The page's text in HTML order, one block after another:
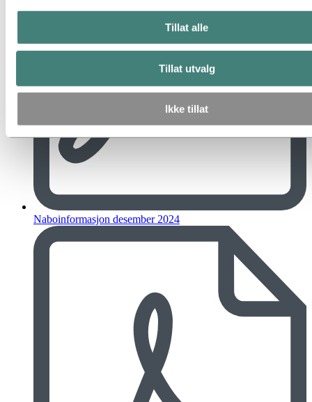
Tillat alle
Tillat utvalg
Ikke tillat
Naboinformasjon desember 2024